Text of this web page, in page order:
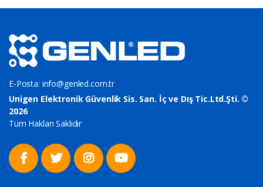
E-Posta: info@genled.com.tr
Unigen Elektronik Güvenlik Sis. San. İç ve Dış Tic.Ltd.Şti. ©
2026
Tüm Hakları Saklıdır